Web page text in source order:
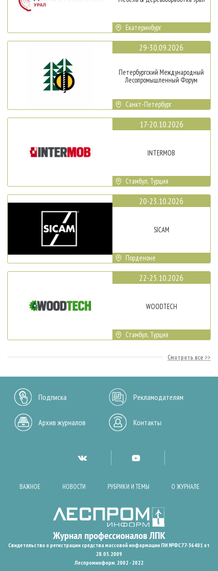
Екатеринбург
29-30.09.2026
Петербургский Международный
Лесопромышленный Форум
Санкт-Петербург
17-20.10.2026
INTERMOB
Стамбул, Турция
20-23.10.2026
SICAM
Порденоне
22-25.10.2026
WOODTECH
Стамбул, Турция
Смотреть все
Подписка Рекламодателям
Архив журналов Контакты
ВАЖНОЕ НОВОСТИ РУБРИКИ И ТЕМЫ О ЖУРНАЛЕ
Свидетельство о регистрации средства массовой информации ПИ №ФС77-36401 от
28.05.2009
Леспроминформ. 2002 - 2022